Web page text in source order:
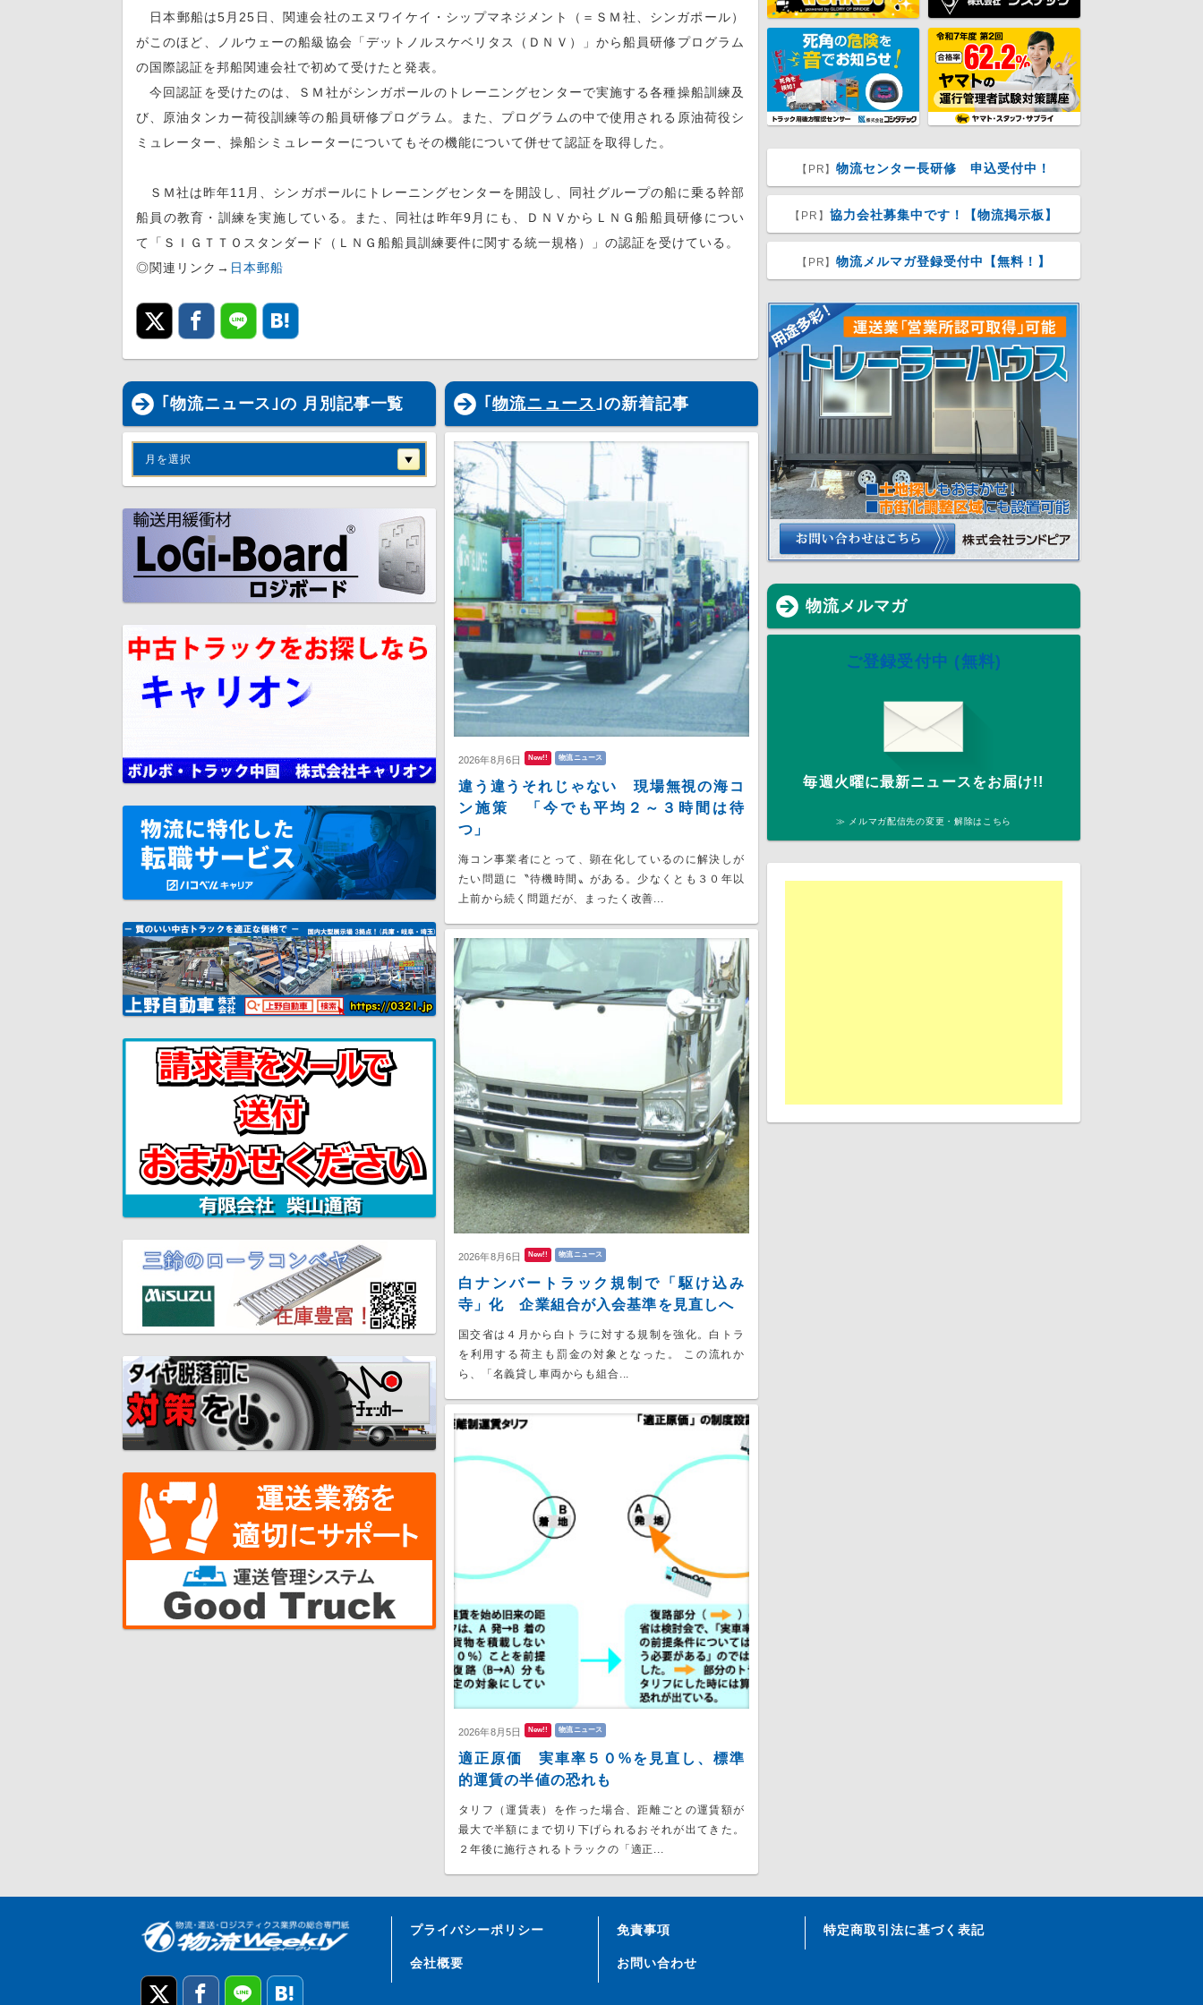
日本郵船は5月25日、関連会社のエヌワイケイ・シップマネジメント（＝ＳＭ社、シンガポール）
がこのほど、ノルウェーの船級協会「デットノルスケベリタス（ＤＮＶ）」から船員研修プログラム
の国際認証を邦船関連会社で初めて受けたと発表。
今回認証を受けたのは、ＳＭ社がシンガポールのトレーニングセンターで実施する各種操船訓練及
び、原油タンカー荷役訓練等の船員研修プログラム。また、プログラムの中で使用される原油荷役シ
ミュレーター、操船シミュレーターについてもその機能について併せて認証を取得した。
ＳＭ社は昨年11月、シンガポールにトレーニングセンターを開設し、同社グループの船に乗る幹部
船員の教育・訓練を実施している。また、同社は昨年9月にも、ＤＮＶからＬＮＧ船船員研修につい
て「ＳＩＧＴＴＯスタンダード（ＬＮＧ船船員訓練要件に関する統一規格）」の認証を受けている。
◎関連リンク→ 日本郵船
【PR】物流センター長研修 申込受付中！
【PR】 協力会社募集中です！【物流掲示板】
【PR】物流メルマガ登録受付中【無料！】
｢物流ニュース｣の 月別記事一覧
月を選択
｢ 物流ニュース ｣の新着記事
2026年8月6日 New!! 物流ニュース
違う違うそれじゃない 現場無視の海コ
ン施策 「今でも平均２～３時間は待
つ」
海コン事業者にとって、顕在化しているのに解決しが
たい問題に〝待機時間〟がある。少なくとも３０年以
上前から続く問題だが、まったく改善...
2026年8月6日 New!! 物流ニュース
白ナンバートラック規制で「駆け込み
寺」化 企業組合が入会基準を見直しへ
国交省は４月から白トラに対する規制を強化。白トラ
を利用する荷主も罰金の対象となった。 この流れか
ら、「名義貸し車両からも組合...
2026年8月5日 New!! 物流ニュース
適正原価 実車率５０%を見直し、標準
的運賃の半値の恐れも
タリフ（運賃表）を作った場合、距離ごとの運賃額が
最大で半額にまで切り下げられるおそれが出てきた。
２年後に施行されるトラックの「適正...
物流メルマガ
ご登録受付中 (無料)
毎週火曜に最新ニュースをお届け!!
≫ メルマガ配信先の変更・解除はこちら
プライバシーポリシー 免責事項 特定商取引法に基づく表記
会社概要 お問い合わせ